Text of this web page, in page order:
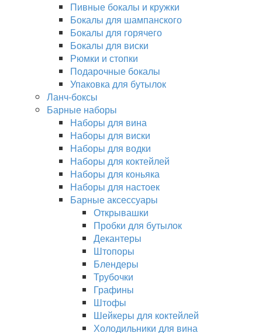
Пивные бокалы и кружки
Бокалы для шампанского
Бокалы для горячего
Бокалы для виски
Рюмки и стопки
Подарочные бокалы
Упаковка для бутылок
Ланч-боксы
Барные наборы
Наборы для вина
Наборы для виски
Наборы для водки
Наборы для коктейлей
Наборы для коньяка
Наборы для настоек
Барные аксессуары
Открывашки
Пробки для бутылок
Декантеры
Штопоры
Блендеры
Трубочки
Графины
Штофы
Шейкеры для коктейлей
Холодильники для вина